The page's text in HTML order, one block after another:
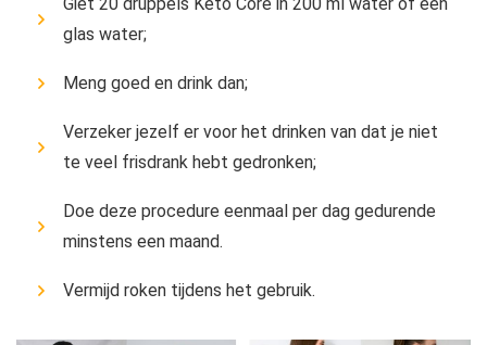
glas water;
Meng goed en drink dan;
Verzeker jezelf er voor het drinken van dat je niet
te veel frisdrank hebt gedronken;
Doe deze procedure eenmaal per dag gedurende
minstens een maand.
Vermijd roken tijdens het gebruik.